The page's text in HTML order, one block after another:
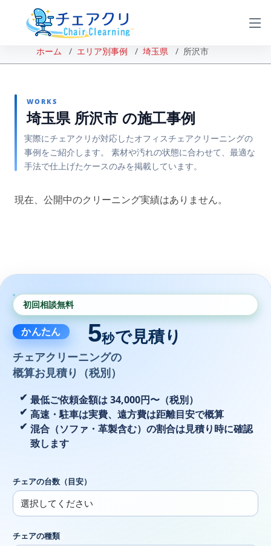
ホーム エリア別事例 埼玉県 所沢市
WORKS
埼玉県 所沢市 の施工事例
実際にチェアクリが対応したオフィスチェアクリーニングの
事例をご紹介します。 素材や汚れの状態に合わせて、最適な
手法で仕上げたケースのみを掲載しています。
現在、公開中のクリーニング実績はありません。
初回相談無料
かんたん 5秒で見積り
チェアクリーニングの
概算お見積り（税別）
最低ご依頼金額は 34,000円〜（税別）
高速・駐車は実費、遠方費は距離目安で概算
混合（ソファ・革製含む）の割合は見積り時に確認
致します
チェアの台数（目安）
チェアの種類